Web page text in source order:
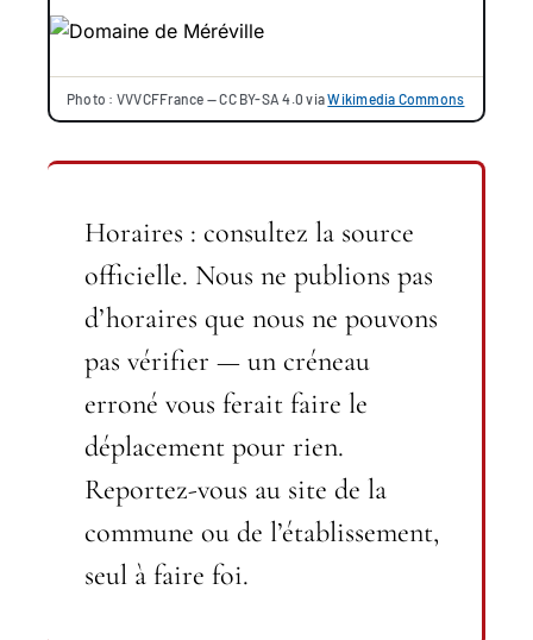
Photo : VVVCFFrance — CC BY-SA 4.0 viaWikimedia Commons
Horaires : consultez la source
officielle. Nous ne publions pas
d’horaires que nous ne pouvons
pas vérifier — un créneau
erroné vous ferait faire le
déplacement pour rien.
Reportez-vous au site de la
commune ou de l’établissement,
seul à faire foi.